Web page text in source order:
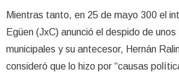
Mientras tanto, en 25 de mayo 300 el
Egüen (JxC) anunció el despido de
municipales y su antecesor, Hernán
consideró que lo hizo por “causas